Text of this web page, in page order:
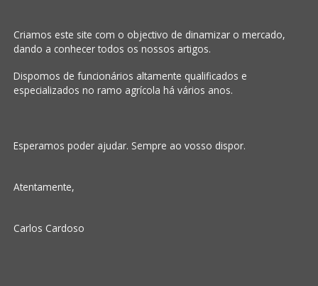
Criamos este site com o objectivo de dinamizar o mercado,
dando a conhecer todos os nossos artigos.
Dispomos de funcionários altamente qualificados e
especializados no ramo agrícola há vários anos.
Esperamos poder ajudar. Sempre ao vosso dispor.
Atentamente,
Carlos Cardoso